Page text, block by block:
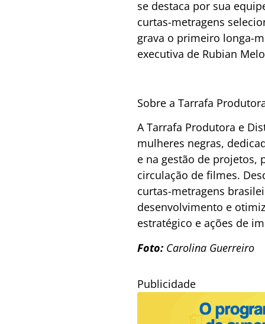
se destaca por sua
curtas-metragens
grava o primeiro longa-
executiva de Rubian
Sobre a Tarrafa
A Tarrafa Produtora e
mulheres negras,
e na gestão de projetos,
circulação de filmes.
curtas-metragens
desenvolvimento e
estratégico e ações de
Foto: Carolina Guerreiro
Publicidade